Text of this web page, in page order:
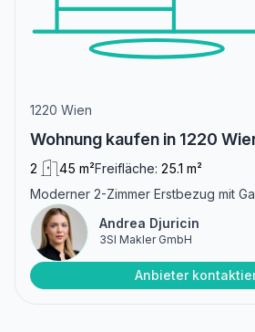
1220 Wien
Wohnung kaufen in 1220
2 45 m²Freifläche: 25.1 m²
Moderner 2-Zimmer Erstbezug mit
Andrea Djuricin
3SI Makler GmbH
Anbieter